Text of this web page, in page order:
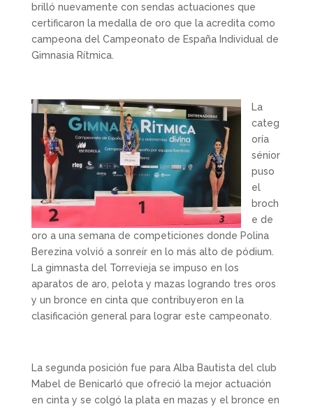
brilló nuevamente con sendas actuaciones que
certificaron la medalla de oro que la acredita como
campeona del Campeonato de España Individual de
Gimnasia Rítmica.
La
categ
oría
sénior
puso
el
broch
e de
oro a una semana de competiciones donde Polina
Berezina volvió a sonreír en lo más alto de pódium.
La gimnasta del Torrevieja se impuso en los
aparatos de aro, pelota y mazas logrando tres oros
y un bronce en cinta que contribuyeron en la
clasificación general para lograr este campeonato.
La segunda posición fue para Alba Bautista del club
Mabel de Benicarló que ofreció la mejor actuación
en cinta y se colgó la plata en mazas y el bronce en